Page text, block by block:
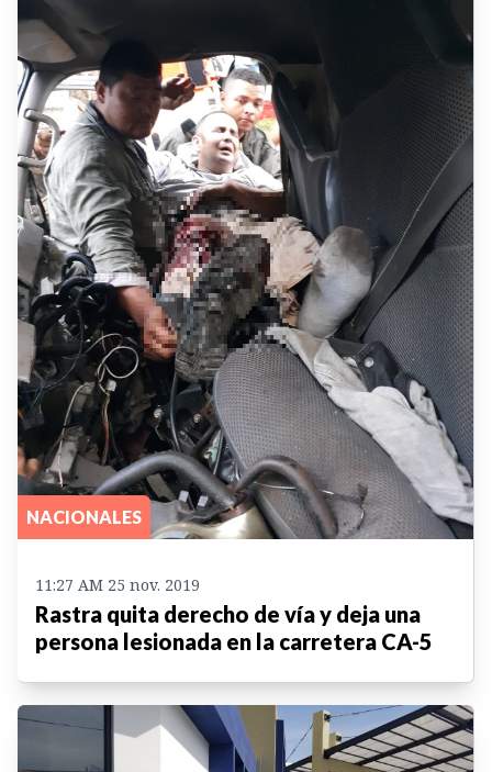
NACIONALES
11:27 AM 25 nov. 2019
Rastra quita derecho de vía y deja una
persona lesionada en la carretera CA-5